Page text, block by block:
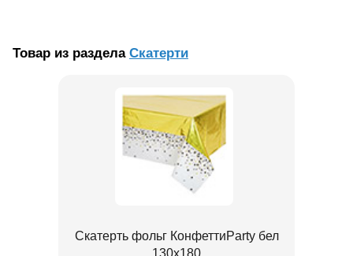
Товар из раздела Скатерти
Скатерть фольг КонфеттиParty бел
130х180